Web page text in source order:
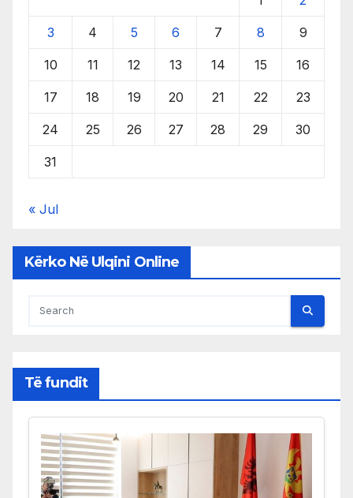
3 4 5 6 7 8 9
10 11 12 13 14 15 16
17 18 19 20 21 22 23
24 25 26 27 28 29 30
31
« Jul
Kërko Në Ulqini Online
Të fundit